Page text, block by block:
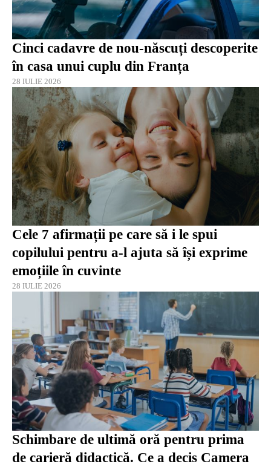
Cinci cadavre de nou-născuți descoperite
în casa unui cuplu din Franța
28 IULIE 2026
Cele 7 afirmații pe care să i le spui
copilului pentru a-l ajuta să își exprime
emoțiile în cuvinte
28 IULIE 2026
Schimbare de ultimă oră pentru prima
de carieră didactică. Ce a decis Camera